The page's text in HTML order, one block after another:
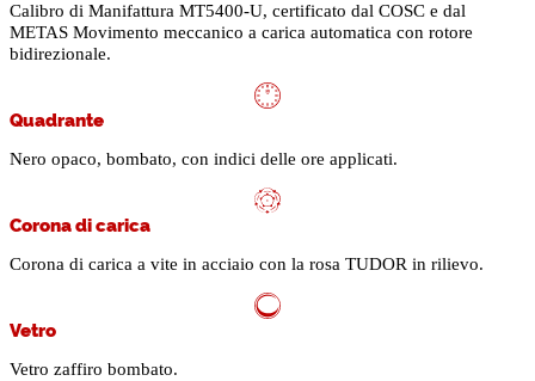
Calibro di Manifattura MT5400-U, certificato dal COSC e dal
METAS Movimento meccanico a carica automatica con rotore
bidirezionale.
Quadrante
Nero opaco, bombato, con indici delle ore applicati.
Corona di carica
Corona di carica a vite in acciaio con la rosa TUDOR in rilievo.
Vetro
Vetro zaffiro bombato.